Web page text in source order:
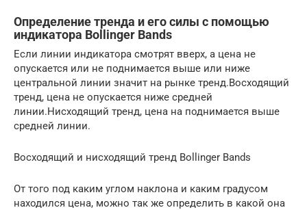
Определение тренда и его силы с помощью
индикатора Bollinger Bands
Если линии индикатора смотрят вверх, а цена не
опускается или не поднимается выше или ниже
центральной линии значит на рынке тренд.Восходящий
тренд, цена не опускается ниже средней
линии.Нисходящий тренд, цена на поднимается выше
средней линии.
Восходящий и нисходящий тренд Bollinger Bands
От того под каким углом наклона и каким градусом
находился цена, можно так же определить в какой она